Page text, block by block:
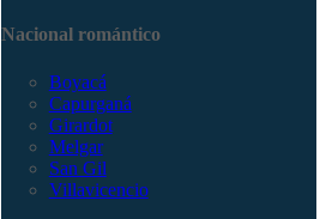
Nacional romántico
Boyacá
Capurganá
Girardot
Melgar
San Gil
Villavicencio